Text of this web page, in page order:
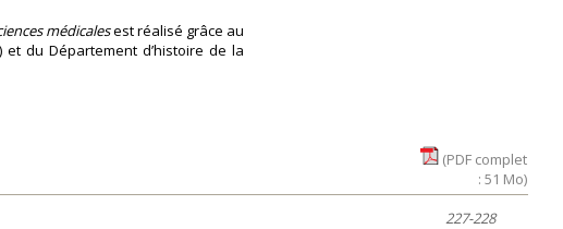
médicalesest réalisé grâce au
du Département d’histoire de la
(PDF complet
: 51 Mo)
227-228